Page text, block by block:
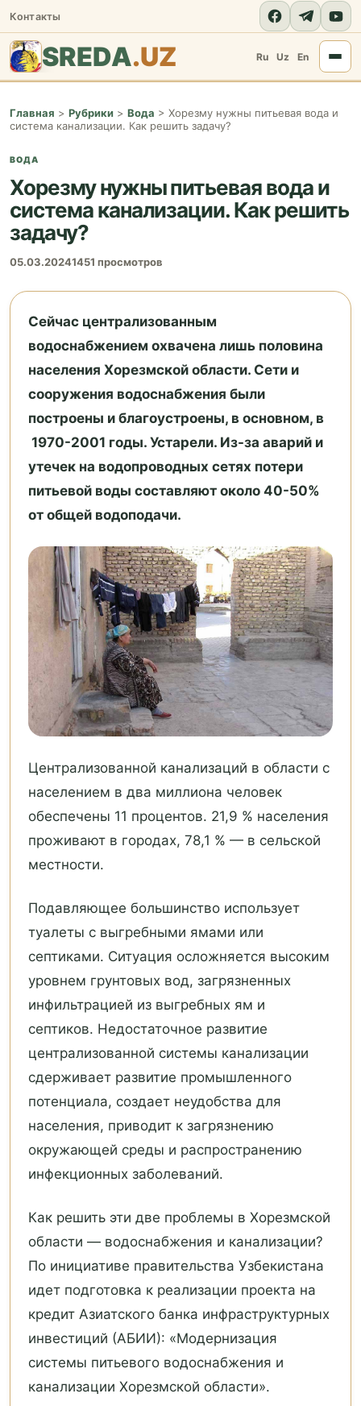
Контакты
SREDA.UZ Ru Uz En
Главная > Рубрики > Вода > Хорезму нужны питьевая вода и
система канализации. Как решить задачу?
ВОДА
Хорезму нужны питьевая вода и
система канализации. Как решить
задачу?
05.03.20241451 просмотров
Сейчас централизованным
водоснабжением охвачена лишь половина
населения Хорезмской области. Сети и
сооружения водоснабжения были
построены и благоустроены, в основном, в
1970-2001 годы. Устарели. Из-за аварий и
утечек на водопроводных сетях потери
питьевой воды составляют около 40-50%
от общей водоподачи.
Централизованной канализаций в области с
населением в два миллиона человек
обеспечены 11 процентов. 21,9 % населения
проживают в городах, 78,1 % — в сельской
местности.
Подавляющее большинство использует
туалеты с выгребными ямами или
септиками. Ситуация осложняется высоким
уровнем грунтовых вод, загрязненных
инфильтрацией из выгребных ям и
септиков. Недостаточное развитие
централизованной системы канализации
сдерживает развитие промышленного
потенциала, создает неудобства для
населения, приводит к загрязнению
окружающей среды и распространению
инфекционных заболеваний.
Как решить эти две проблемы в Хорезмской
области — водоснабжения и канализации?
По инициативе правительства Узбекистана
идет подготовка к реализации проекта на
кредит Азиатского банка инфраструктурных
инвестиций (АБИИ): «Модернизация
системы питьевого водоснабжения и
канализации Хорезмской области».